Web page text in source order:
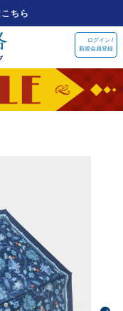
ちら
ログイン /
新規会員登録